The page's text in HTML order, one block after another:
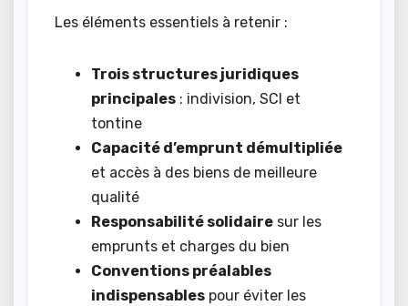
Les éléments essentiels à retenir :
Trois structures juridiques
principales : indivision, SCI et
tontine
Capacité d’emprunt démultipliée
et accès à des biens de meilleure
qualité
Responsabilité solidaire sur les
emprunts et charges du bien
Conventions préalables
indispensables pour éviter les